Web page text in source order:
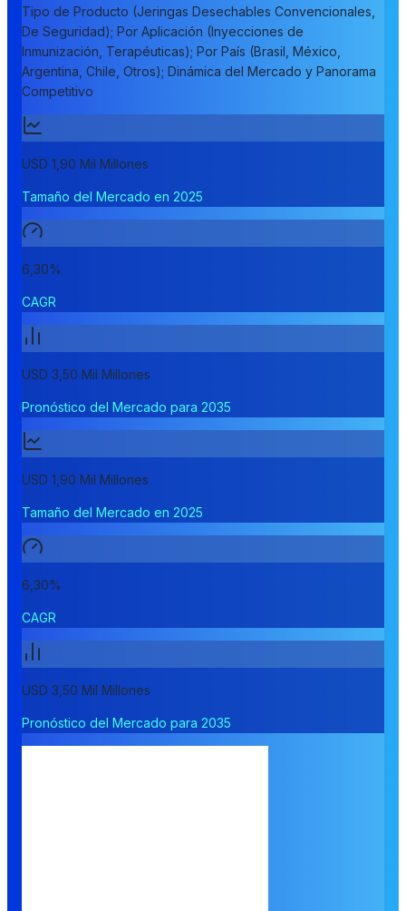
Tipo de Producto (Jeringas Desechables Convencionales,
De Seguridad); Por Aplicación (Inyecciones de
Inmunización, Terapéuticas); Por País (Brasil, México,
Argentina, Chile, Otros); Dinámica del Mercado y Panorama
Competitivo
USD 1,90 Mil Millones
Tamaño del Mercado en 2025
6,30%
CAGR
USD 3,50 Mil Millones
Pronóstico del Mercado para 2035
USD 1,90 Mil Millones
Tamaño del Mercado en 2025
6,30%
CAGR
USD 3,50 Mil Millones
Pronóstico del Mercado para 2035